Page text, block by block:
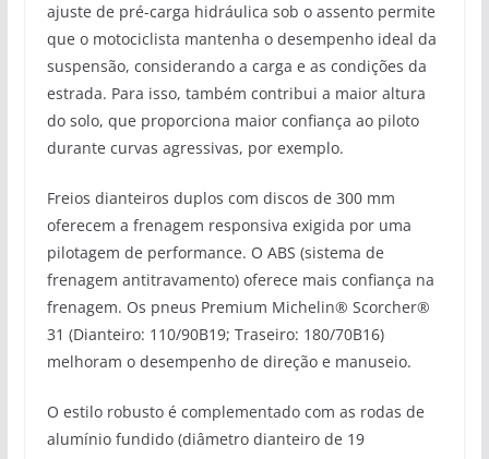
ajuste de pré-carga hidráulica sob o assento permite
que o motociclista mantenha o desempenho ideal da
suspensão, considerando a carga e as condições da
estrada. Para isso, também contribui a maior altura
do solo, que proporciona maior confiança ao piloto
durante curvas agressivas, por exemplo.
Freios dianteiros duplos com discos de 300 mm
oferecem a frenagem responsiva exigida por uma
pilotagem de performance. O ABS (sistema de
frenagem antitravamento) oferece mais confiança na
frenagem. Os pneus Premium Michelin® Scorcher®
31 (Dianteiro: 110/90B19; Traseiro: 180/70B16)
melhoram o desempenho de direção e manuseio.
O estilo robusto é complementado com as rodas de
alumínio fundido (diâmetro dianteiro de 19